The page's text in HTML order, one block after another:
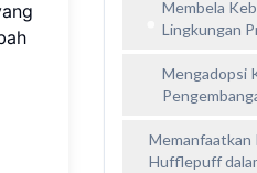
Membela
Lingkungan
Mengadopsi
Memanfaatkan
Hufflepuff